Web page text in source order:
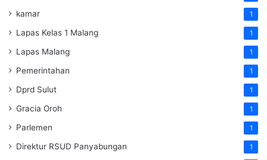
kamar 1
Lapas Kelas 1 Malang 1
Lapas Malang 1
Pemerintahan 1
Dprd Sulut 1
Gracia Oroh 1
Parlemen 1
Direktur RSUD Panyabungan 1